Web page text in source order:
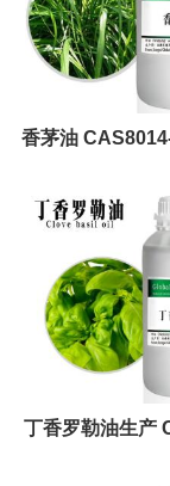
香茅油 CAS8014-19-5 香茅
丁香罗勒油生产